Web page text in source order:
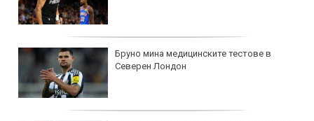
Бруно мина медицинските тестове в
Северен Лондон